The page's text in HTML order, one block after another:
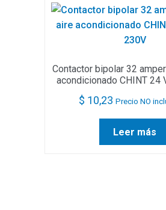
Contactor bipolar 32
acondicionado CHINT 24
$ 10,23 Precio NO
Leer más